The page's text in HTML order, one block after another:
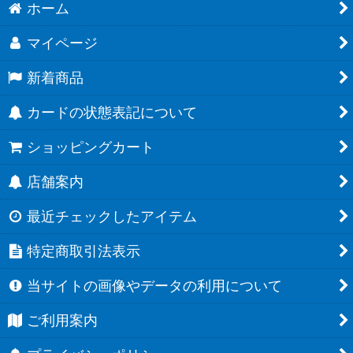
ホーム
マイページ
新着商品
カードの状態表記について
ショッピングカート
店舗案内
最近チェックしたアイテム
特定商取引法表示
当サイトの画像やデータの利用について
ご利用案内